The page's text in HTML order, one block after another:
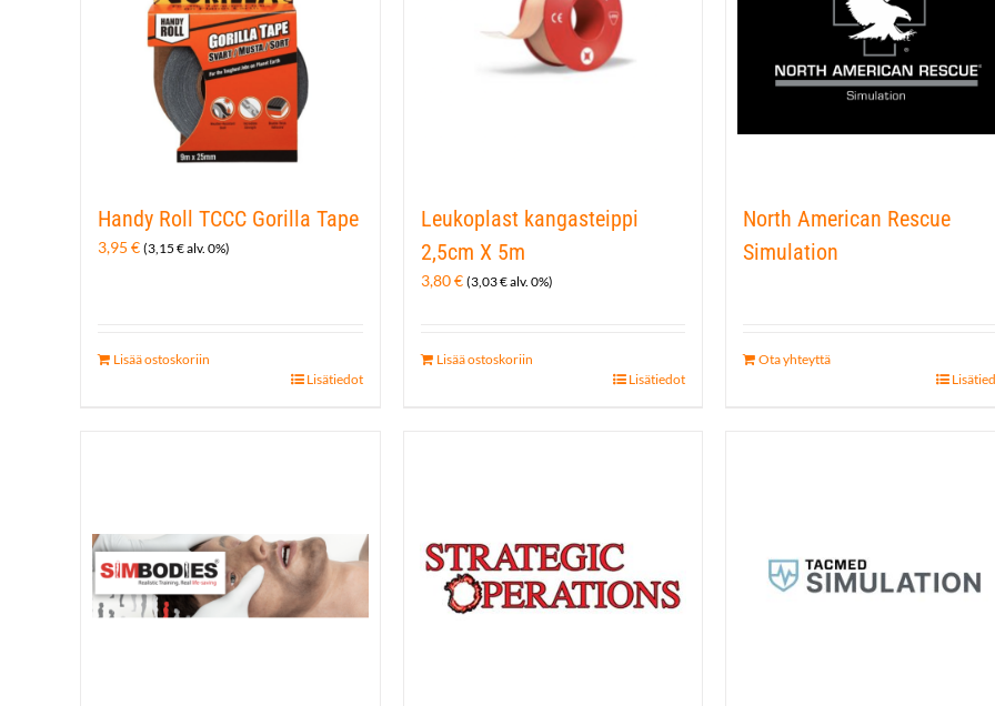
Handy Roll TCCC Gorilla Tape
3,95 € (3,15 €alv. 0%)
Lisää ostoskoriin
Lisätiedot
Leukoplast kangasteippi
2,5cm X 5m
3,80€ (3,03€alv. 0%)
Lisää ostoskoriin
Lisätiedot
North American Rescue
Simulation
Ota yhteyttä